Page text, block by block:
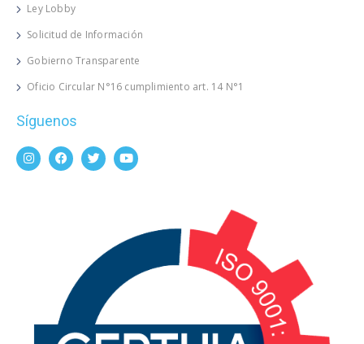
Ley Lobby
Solicitud de Información
Gobierno Transparente
Oficio Circular N°16 cumplimiento art. 14 N°1
Síguenos